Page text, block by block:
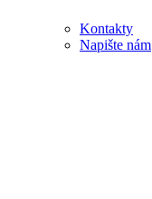
Kontakty
Napište nám